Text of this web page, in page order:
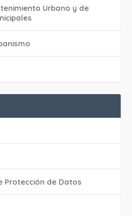
Urbano y de
Protección de Datos